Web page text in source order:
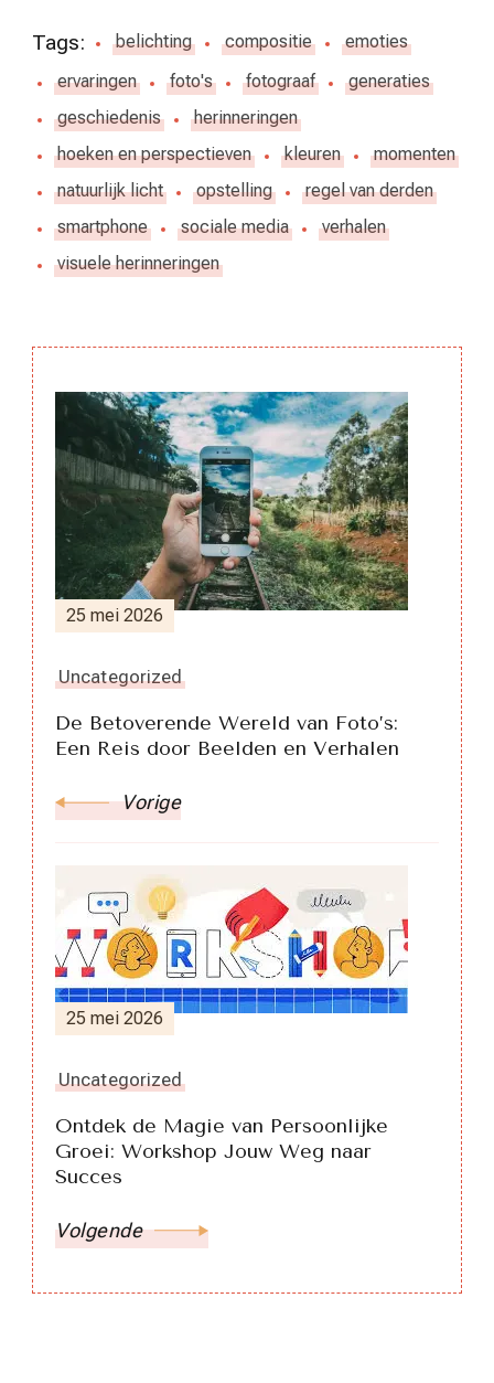
Tags: belichting compositie
emoties
ervaringen
foto's fotograaf
generaties
geschiedenis
herinneringen
hoeken en perspectieven
kleuren
momenten
natuurlijk licht
opstelling
regel van derden
smartphone
sociale media
verhalen
visuele herinneringen
Berichtnavigatie
25 mei 2026
Uncategorized
De Betoverende Wereld van Foto’s:
Een Reis door Beelden en Verhalen
Vorige
25 mei 2026
Uncategorized
Ontdek de Magie van Persoonlijke
Groei: Workshop Jouw Weg naar
Succes
Volgende